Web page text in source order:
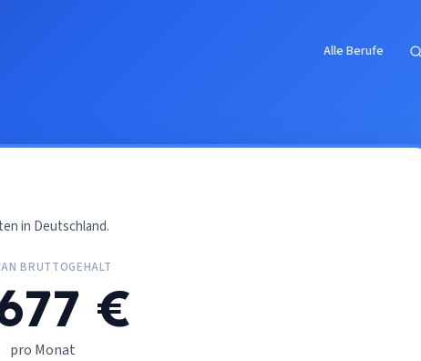
Alle Berufe
in Deutschland.
BRUTTOGEHALT
€
pro Monat